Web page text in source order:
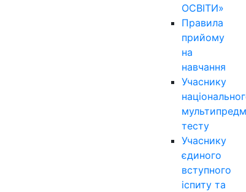
ОСВІТИ»
Правила
прийому
на
навчання
Учаснику
тесту
Учаснику
єдиного
вступного
іспиту та